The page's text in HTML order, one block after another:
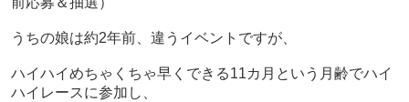
うちの娘は約2年前、違うイベントですが、
ハイハイめちゃくちゃ早くできる11カ月という月齢でハイ
ハイレースに参加し、